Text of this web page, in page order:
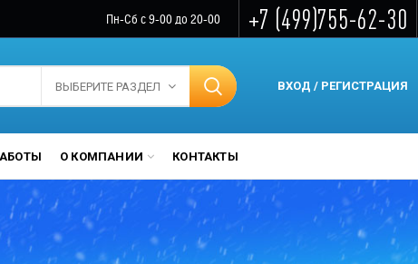
Пн-Сб с 9-00 до 20-00 +7 (499)755-62-30
ВЫБЕРИТЕ РАЗДЕЛ ВХОД / РЕГИСТРАЦИЯ
О КОМПАНИИ КОНТАКТЫ